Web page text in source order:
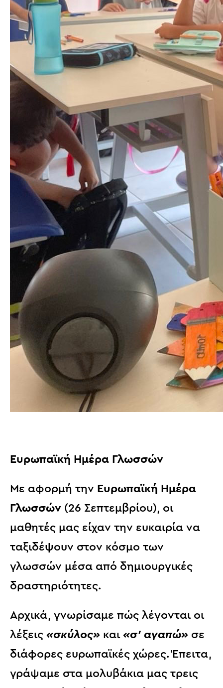
Ευρωπαϊκή Ημέρα Γλωσσών
Με αφορμή την Ευρωπαϊκή Ημέρα
Γλωσσών (26 Σεπτεμβρίου), οι
μαθητές μας είχαν την ευκαιρία να
ταξιδέψουν στον κόσμο των
γλωσσών μέσα από δημιουργικές
δραστηριότητες.
Αρχικά, γνωρίσαμε πώς λέγονται οι
λέξεις «σκύλος» και «σ’ αγαπώ» σε
διάφορες ευρωπαϊκές χώρες. Έπειτα,
γράψαμε στα μολυβάκια μας τρεις